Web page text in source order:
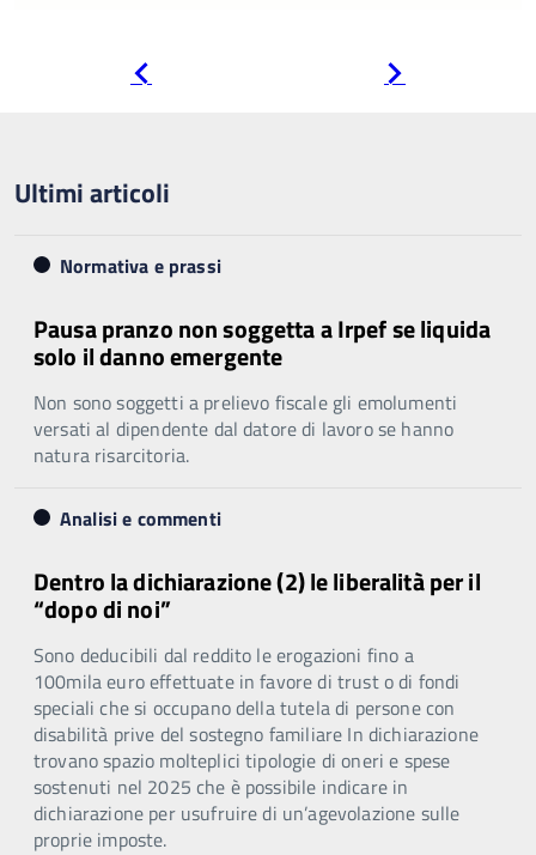
Ultimi articoli
Normativa e prassi
Pausa pranzo non soggetta a Irpef se liquida
solo il danno emergente
Non sono soggetti a prelievo fiscale gli emolumenti
versati al dipendente dal datore di lavoro se hanno
natura risarcitoria.
Analisi e commenti
Dentro la dichiarazione (2) le liberalità per il
“dopo di noi”
Sono deducibili dal reddito le erogazioni fino a
100mila euro effettuate in favore di trust o di fondi
speciali che si occupano della tutela di persone con
disabilità prive del sostegno familiare In dichiarazione
trovano spazio molteplici tipologie di oneri e spese
sostenuti nel 2025 che è possibile indicare in
dichiarazione per usufruire di un’agevolazione sulle
proprie imposte.